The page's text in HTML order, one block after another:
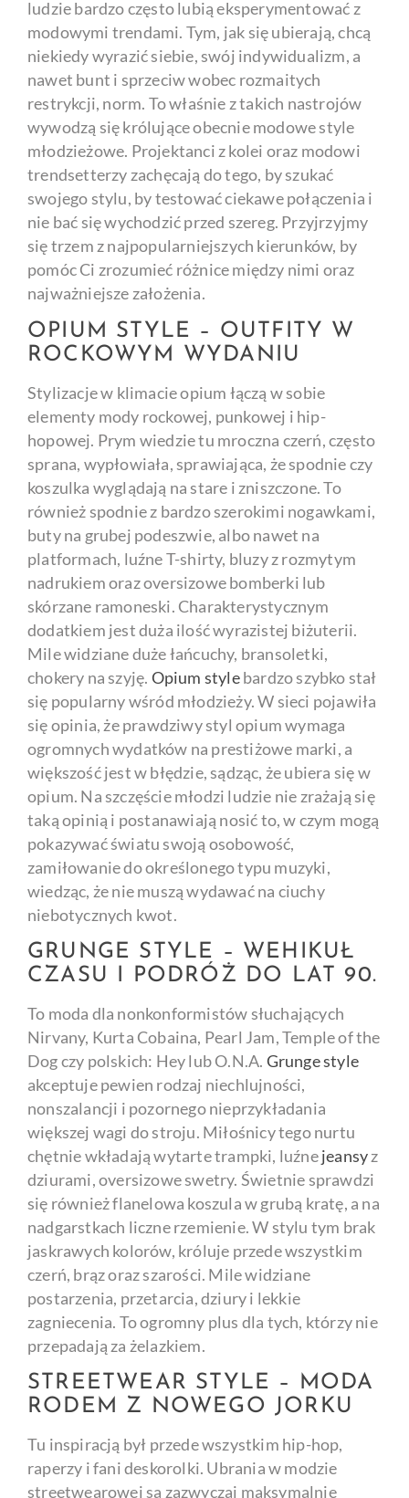
ludzie bardzo często lubią eksperymentować z
modowymi trendami. Tym, jak się ubierają, chcą
niekiedy wyrazić siebie, swój indywidualizm, a
nawet bunt i sprzeciw wobec rozmaitych
restrykcji, norm. To właśnie z takich nastrojów
wywodzą się królujące obecnie modowe style
młodzieżowe. Projektanci z kolei oraz modowi
trendsetterzy zachęcają do tego, by szukać
swojego stylu, by testować ciekawe połączenia i
nie bać się wychodzić przed szereg. Przyjrzyjmy
się trzem z najpopularniejszych kierunków, by
pomóc Ci zrozumieć różnice między nimi oraz
najważniejsze założenia.
OPIUM STYLE – OUTFITY W
ROCKOWYM WYDANIU
Stylizacje w klimacie opium łączą w sobie
elementy mody rockowej, punkowej i hip-
hopowej. Prym wiedzie tu mroczna czerń, często
sprana, wypłowiała, sprawiająca, że spodnie czy
koszulka wyglądają na stare i zniszczone. To
również spodnie z bardzo szerokimi nogawkami,
buty na grubej podeszwie, albo nawet na
platformach, luźne T-shirty, bluzy z rozmytym
nadrukiem oraz oversizowe bomberki lub
skórzane ramoneski. Charakterystycznym
dodatkiem jest duża ilość wyrazistej biżuterii.
Mile widziane duże łańcuchy, bransoletki,
chokery na szyję. Opium stylebardzo szybko stał
się popularny wśród młodzieży. W sieci pojawiła
się opinia, że prawdziwy styl opium wymaga
ogromnych wydatków na prestiżowe marki, a
większość jest w błędzie, sądząc, że ubiera się w
opium. Na szczęście młodzi ludzie nie zrażają się
taką opinią i postanawiają nosić to, w czym mogą
pokazywać światu swoją osobowość,
zamiłowanie do określonego typu muzyki,
wiedząc, że nie muszą wydawać na ciuchy
niebotycznych kwot.
GRUNGE STYLE – WEHIKUŁ
CZASU I PODRÓŻ DO LAT 90.
To moda dla nonkonformistów słuchających
Nirvany, Kurta Cobaina, Pearl Jam, Temple of the
Dog czy polskich: Hey lub O.N.A. Grunge style
akceptuje pewien rodzaj niechlujności,
nonszalancji i pozornego nieprzykładania
większej wagi do stroju. Miłośnicy tego nurtu
chętnie wkładają wytarte trampki, luźnejeansyz
dziurami, oversizowe swetry. Świetnie sprawdzi
się również flanelowa koszula w grubą kratę, a na
nadgarstkach liczne rzemienie. W stylu tym brak
jaskrawych kolorów, króluje przede wszystkim
czerń, brąz oraz szarości. Mile widziane
postarzenia, przetarcia, dziury i lekkie
zagniecenia. To ogromny plus dla tych, którzy nie
przepadają za żelazkiem.
STREETWEAR STYLE – MODA
RODEM Z NOWEGO JORKU
Tu inspiracją był przede wszystkim hip-hop,
raperzy i fani deskorolki. Ubrania w modzie
streetwearowej są zazwyczaj maksymalnie